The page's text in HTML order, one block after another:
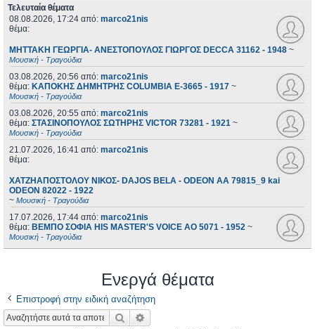
Τελευταία θέματα
08.08.2026, 17:24 από: marco21nis
θέμα:
ΜΗΤΤΑΚΗ ΓΕΩΡΓΙΑ- ΑΝΕΣΤΟΠΟΥΛΟΣ ΓΙΩΡΓΟΣ DECCA 31162 - 1948 ~
Μουσική - Τραγούδια
03.08.2026, 20:56 από: marco21nis
θέμα: ΚΑΠΟΚΗΣ ΔΗΜΗΤΡΗΣ COLUMBIA E-3665 - 1917 ~
Μουσική - Τραγούδια
03.08.2026, 20:55 από: marco21nis
θέμα: ΣΤΑΣΙΝΟΠΟΥΛΟΣ ΣΩΤΗΡΗΣ VICTOR 73281 - 1921 ~
Μουσική - Τραγούδια
21.07.2026, 16:41 από: marco21nis
θέμα:
ΧΑΤΖΗΑΠΟΣΤΟΛΟΥ ΝΙΚΟΣ- DAJOS BELA - ODEON AA 79815_9 kai
ODEON 82022 - 1922
~ Μουσική - Τραγούδια
17.07.2026, 17:44 από: marco21nis
θέμα: ΒΕΜΠΟ ΣΟΦΙΑ HIS MASTER'S VOICE AO 5071 - 1952 ~
Μουσική - Τραγούδια
Ενεργά θέματα
Επιστροφή στην ειδική αναζήτηση
Αναζήτηση